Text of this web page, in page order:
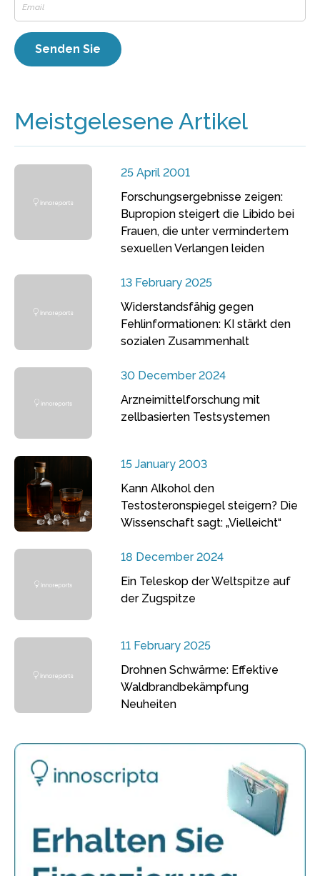
Meistgelesene Artikel
25 April 2001
Forschungsergebnisse zeigen:
Bupropion steigert die Libido bei
Frauen, die unter vermindertem
sexuellen Verlangen leiden
13 February 2025
Widerstandsfähig gegen
Fehlinformationen: KI stärkt den
sozialen Zusammenhalt
30 December 2024
Arzneimittelforschung mit
zellbasierten Testsystemen
15 January 2003
Kann Alkohol den
Testosteronspiegel steigern? Die
Wissenschaft sagt: „Vielleicht“
18 December 2024
Ein Teleskop der Weltspitze auf
der Zugspitze
11 February 2025
Drohnen Schwärme: Effektive
Waldbrandbekämpfung
Neuheiten